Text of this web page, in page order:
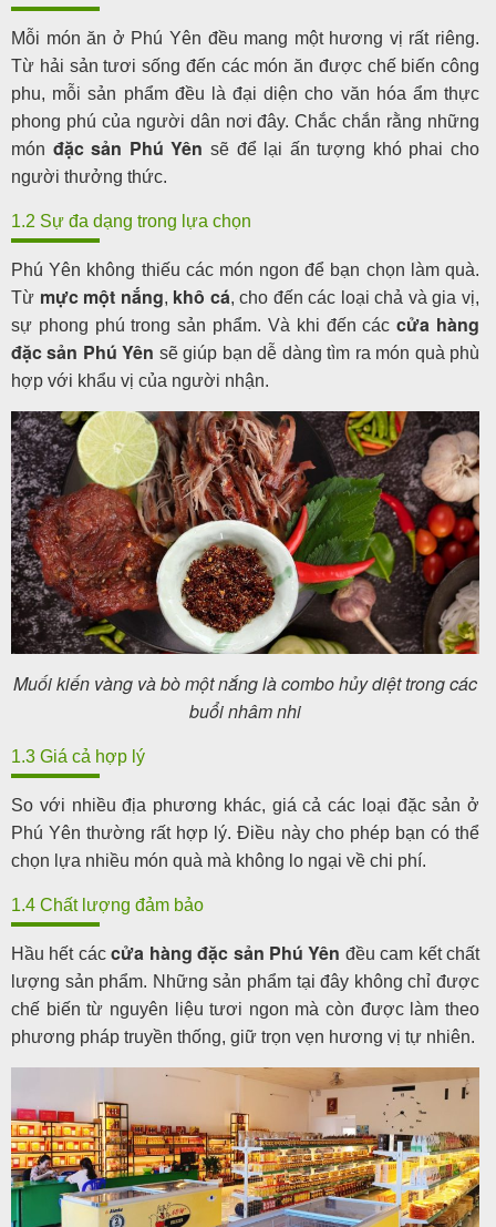
Mỗi món ăn ở Phú Yên đều mang một hương vị rất riêng.
Từ hải sản tươi sống đến các món ăn được chế biến công
phu, mỗi sản phẩm đều là đại diện cho văn hóa ẩm thực
phong phú của người dân nơi đây. Chắc chắn rằng những
món đặc sản Phú Yên sẽ để lại ấn tượng khó phai cho
người thưởng thức.
1.2 Sự đa dạng trong lựa chọn
Phú Yên không thiếu các món ngon để bạn chọn làm quà.
Từ mực một nắng, khô cá, cho đến các loại chả và gia vị,
sự phong phú trong sản phẩm. Và khi đến cáccửa hàng
đặc sản Phú Yên sẽ giúp bạn dễ dàng tìm ra món quà phù
hợp với khẩu vị của người nhận.
Muối kiến vàng và bò một nắng là combo hủy diệt trong các
buổi nhâm nhi
1.3 Giá cả hợp lý
So với nhiều địa phương khác, giá cả các loại đặc sản ở
Phú Yên thường rất hợp lý. Điều này cho phép bạn có thể
chọn lựa nhiều món quà mà không lo ngại về chi phí.
1.4 Chất lượng đảm bảo
Hầu hết cáccửa hàng đặc sản Phú Yên đều cam kết chất
lượng sản phẩm. Những sản phẩm tại đây không chỉ được
chế biến từ nguyên liệu tươi ngon mà còn được làm theo
phương pháp truyền thống, giữ trọn vẹn hương vị tự nhiên.